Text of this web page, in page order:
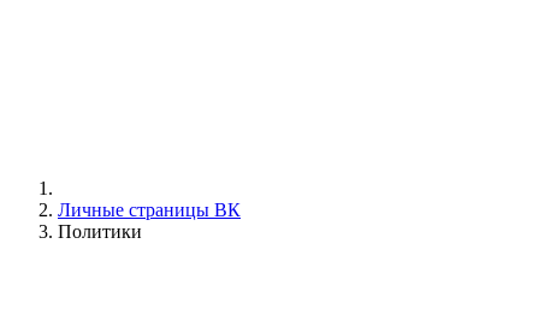
Личные страницы ВК
Политики